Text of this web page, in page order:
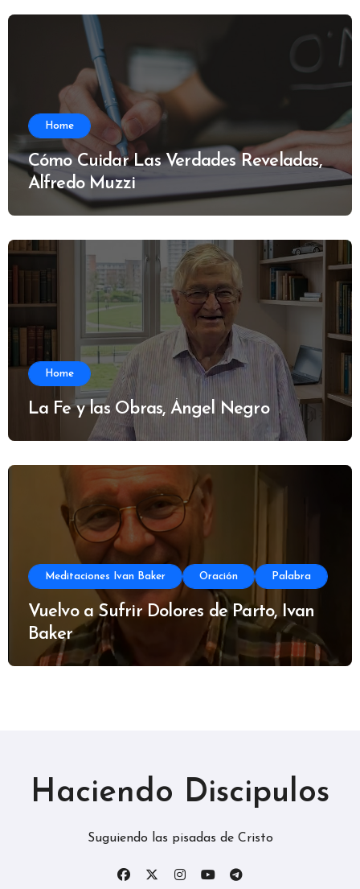
Home
Cómo Cuidar Las Verdades Reveladas,
Alfredo Muzzi
Home
La Fe y las Obras, Ángel Negro
Meditaciones Ivan Baker Oración Palabra
Vuelvo a Sufrir Dolores de Parto, Ivan
Baker
Haciendo Discipulos
Suguiendo las pisadas de Cristo